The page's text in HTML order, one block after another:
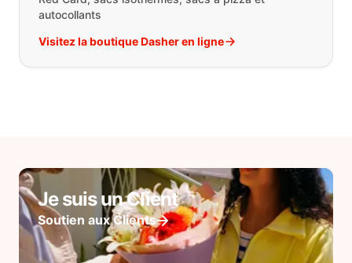
autocollants
Visitez la boutique Dasher en ligne
Je suis un Client
Soutien aux Clients